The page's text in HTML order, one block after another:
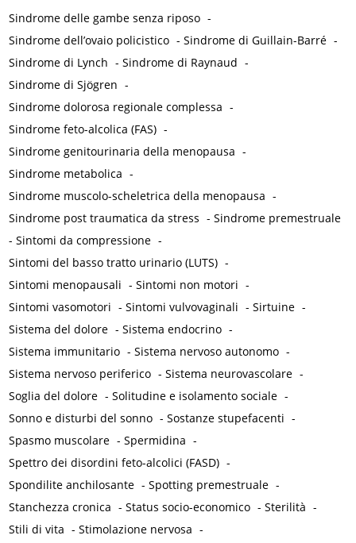
Sindrome delle gambe senza riposo -
Sindrome dell’ovaio policistico -Sindrome di Guillain-Barré -
Sindrome di Lynch -Sindrome di Raynaud -
Sindrome di Sjögren -
Sindrome dolorosa regionale complessa -
Sindrome feto-alcolica (FAS) -
Sindrome genitourinaria della menopausa -
Sindrome metabolica -
Sindrome muscolo-scheletrica della menopausa -
Sindrome post traumatica da stress -Sindrome premestruale
-Sintomi da compressione -
Sintomi del basso tratto urinario (LUTS) -
Sintomi menopausali -Sintomi non motori -
Sintomi vasomotori -Sintomi vulvovaginali -Sirtuine -
Sistema del dolore -Sistema endocrino -
Sistema immunitario -Sistema nervoso autonomo -
Sistema nervoso periferico -Sistema neurovascolare -
Soglia del dolore -Solitudine e isolamento sociale -
Sonno e disturbi del sonno -Sostanze stupefacenti -
Spasmo muscolare -Spermidina -
Spettro dei disordini feto-alcolici (FASD) -
Spondilite anchilosante -Spotting premestruale -
Stanchezza cronica -Status socio-economico -Sterilità -
Stili di vita -Stimolazione nervosa -